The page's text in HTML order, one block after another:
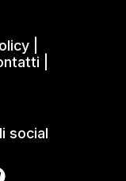
social